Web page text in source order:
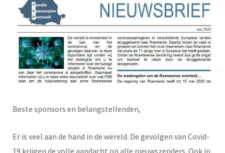
Beste sponsors en belangstellenden,
Er is veel aan de hand in de wereld. De gevolgen van Covid-